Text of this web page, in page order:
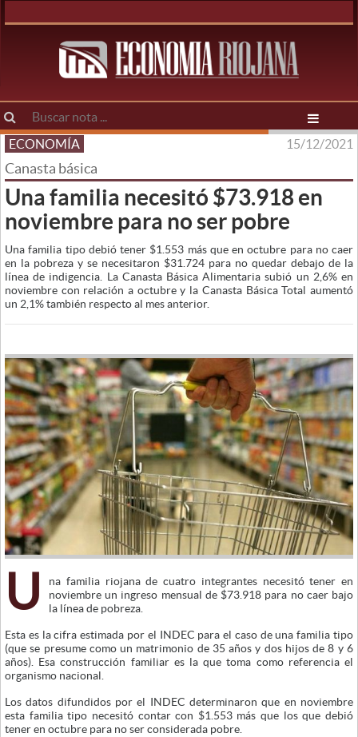
ECONOMÍA 15/12/2021
Canasta básica
Una familia necesitó $73.918 en
noviembre para no ser pobre
Una familia tipo debió tener $1.553 más que en octubre para no caer
en la pobreza y se necesitaron $31.724 para no quedar debajo de la
línea de indigencia. La Canasta Básica Alimentaria subió un 2,6% en
noviembre con relación a octubre y la Canasta Básica Total aumentó
un 2,1% también respecto al mes anterior.
U
na familia riojana de cuatro integrantes necesitó tener en
noviembre un ingreso mensual de $73.918 para no caer bajo
la línea de pobreza.
Esta es la cifra estimada por el INDEC para el caso de una familia tipo
(que se presume como un matrimonio de 35 años y dos hijos de 8 y 6
años). Esa construcción familiar es la que toma como referencia el
organismo nacional.
Los datos difundidos por el INDEC determinaron que en noviembre
esta familia tipo necesitó contar con $1.553 más que los que debió
tener en octubre para no ser considerada pobre.